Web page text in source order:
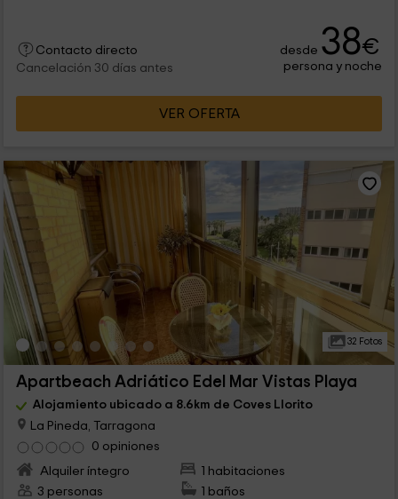
Contacto directo
Cancelación 30 días antes
desde 38€
persona y noche
VER OFERTA
32 Fotos
Apartbeach Adriático Edel Mar Vistas Playa
Alojamiento ubicado a 8.6km de Coves Llorito
La Pineda, Tarragona
0 opiniones
Alquiler íntegro
1 habitaciones
3 personas
1 baños